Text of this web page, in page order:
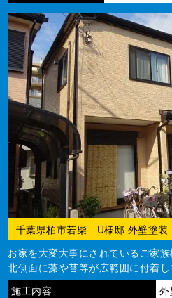
千葉県柏市若柴 U様邸 外壁塗装
お家を大変大事にされているご家族
北側面に藻や苔等が広範囲に付着し
施工内容
外